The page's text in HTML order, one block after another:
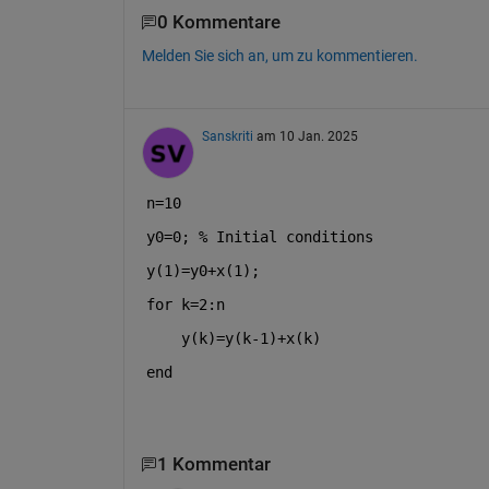
0 Kommentare
Melden Sie sich an, um zu kommentieren.
Sanskriti am 10 Jan. 2025
n=10
y0=0; % Initial conditions
y(1)=y0+x(1);
for
k=2:n
    y(k)=y(k-1)+x(k)
end
1 Kommentar